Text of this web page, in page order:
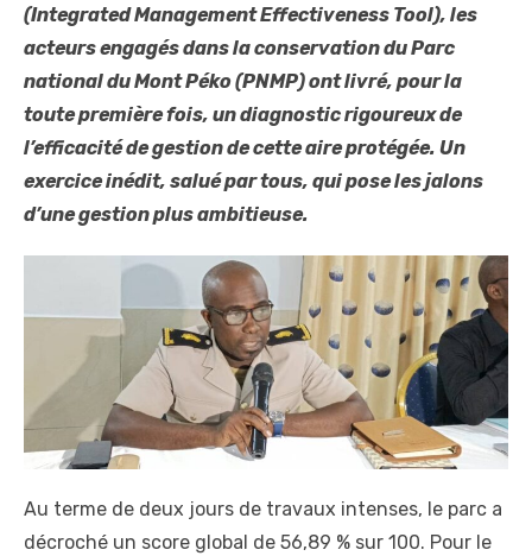
(Integrated Management Effectiveness Tool), les
acteurs engagés dans la conservation du Parc
national du Mont Péko (PNMP) ont livré, pour la
toute première fois, un diagnostic rigoureux de
l’efficacité de gestion de cette aire protégée. Un
exercice inédit, salué par tous, qui pose les jalons
d’une gestion plus ambitieuse.
Au terme de deux jours de travaux intenses, le parc a
décroché un score global de 56,89 % sur 100. Pour le